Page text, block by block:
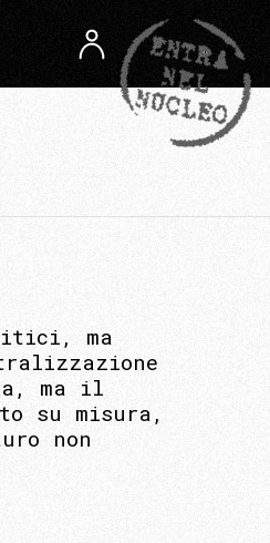
ma
ma il
su misura,
non